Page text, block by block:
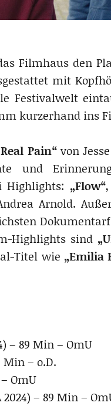
Filmhaus den
mit
Festivalwelt
kurzerhand ins
Pain“von
und
Highlights: „Flow“
Arnold.
Highlights sind
Titel wie „Emilia
– 89 Min – OmU
Min – o.D.
OmU
– 89 Min –